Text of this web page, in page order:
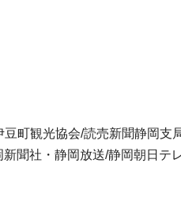
町観光協会/読売新聞静岡
聞社・静岡放送/静岡朝日テ